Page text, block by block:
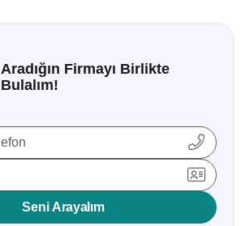
Aradığın Firmayı Birlikte
Bulalım!
Seni Arayalım